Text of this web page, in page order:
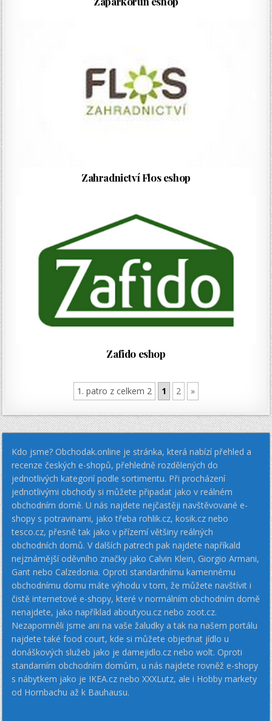
Zahradnictví Flos eshop
Zafido eshop
1. patro z celkem 2 1 2 »
Kdo jsme? Obchodak.online je stránka, která nabízí přehled a
recenze českých e-shopů, přehledně rozdělených do
jednotlivých kategorií podle sortimentu. Při procházení
jednotlivými obchody si můžete připadat jako v reálném
obchodním domě. U nás najdete nejčastěji navštěvované e-
shopy s potravinami, jako třeba rohlik.cz, kosik.cz nebo
tesco.cz, přesně tak jako v přízemí většiny reálných
obchodních domů. V dalších patrech pak najdete napříkald
nejznámější oděvního značky jako Calvin Klein, Giorgio Armani,
Gant nebo Calzedonia. Oproti standardnímu kamennému
obchodnímu domu máte výhodu v tom, že můžete navštívit i
čistě internetové e-shopy, které v normálním obchodním domě
nenajdete, jako například aboutyou.cz nebo zoot.cz.
Nezapomněli jsme ani na vaše žaludky a tak na našem portálu
najdete také food court, kde si můžete objednat jídlo u
donáškových služeb jako je damejidlo.cz nebo wolt. Oproti
standarním obchodním domům, u nás najdete rovněž e-shopy
s nábytkem jako je IKEA.cz nebo XXXLutz, ale i Hobby markety
od Hornbachu až k Bauhausu.